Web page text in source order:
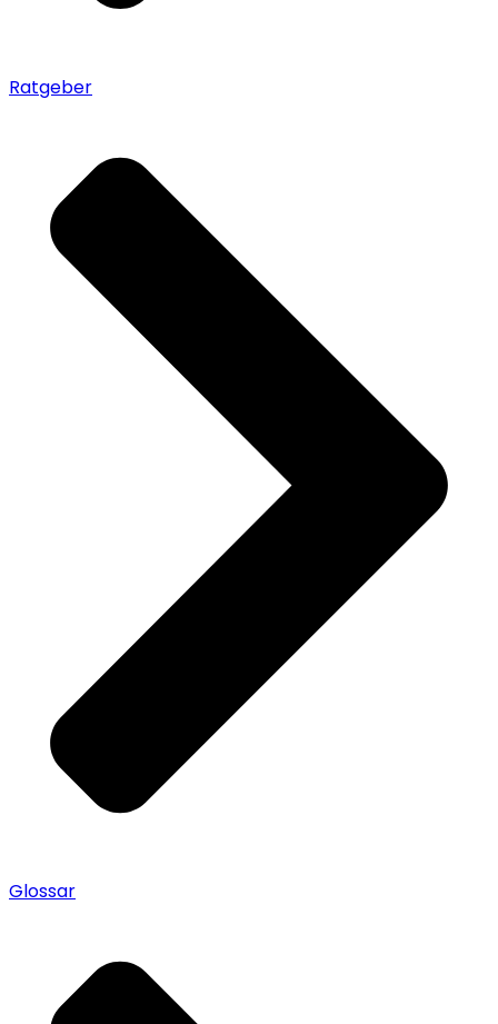
Ratgeber
Glossar